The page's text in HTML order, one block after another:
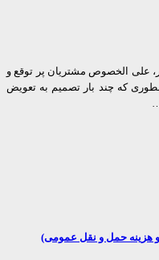
الخصوص مشتریان پر توقع و
چند بار تصمیم به تعویض
حمل و نقل عمومی)